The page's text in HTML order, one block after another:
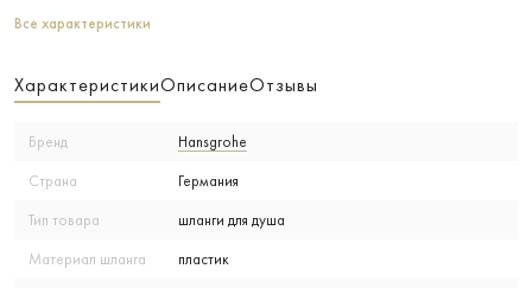
Все характеристики
ХарактеристикиОписаниеОтзывы
Бренд Hansgrohe
Страна Германия
Тип товара шланги для душа
Материал шланга пластик